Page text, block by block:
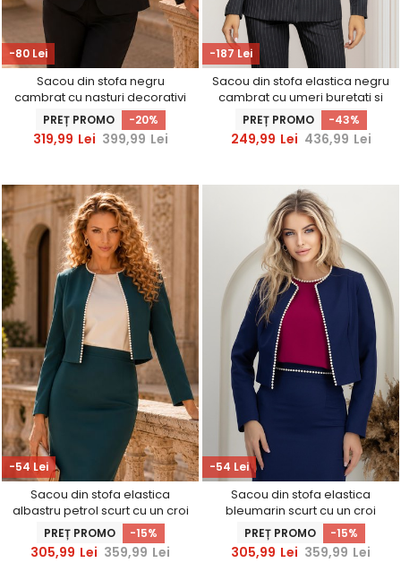
-80 Lei
Sacou din stofa negru
cambrat cu nasturi decorativi
aurii - StarShinerS
PREȚ PROMO -20%
319,99 Lei 399,99 Lei
-187 Lei
Sacou din stofa elastica negru
cambrat cu umeri buretati si
brosa maxi florala
PREȚ PROMO -43%
249,99 Lei 436,99 Lei
-54 Lei
Sacou din stofa elastica
albastru petrol scurt cu un croi
drept accesorizat cu perle -
StarShinerS
PREȚ PROMO -15%
305,99 Lei 359,99 Lei
-54 Lei
Sacou din stofa elastica
bleumarin scurt cu un croi
drept accesorizat cu perle -
StarShinerS
PREȚ PROMO -15%
305,99 Lei 359,99 Lei